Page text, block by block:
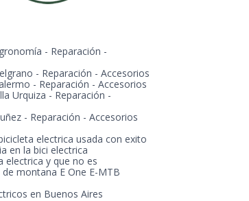
- Reparación -
- Reparación - Accesorios
- Reparación - Accesorios
Urquiza - Reparación -
- Reparación - Accesorios
electrica usada con exito
en la bici electrica
electrica y que no es
montana E One E-MTB
en Buenos Aires